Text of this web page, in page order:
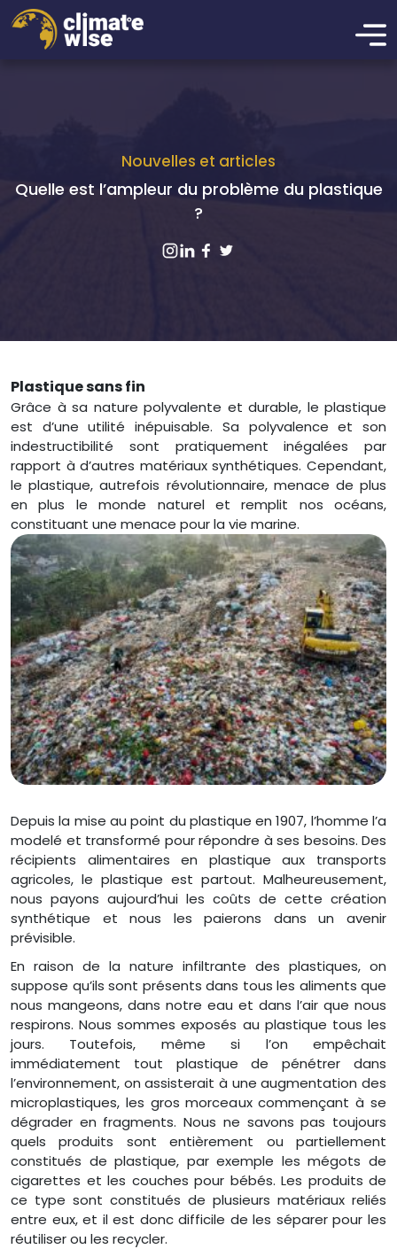
Nouvelles et articles
Quelle est l’ampleur du problème du plastique
?
Plastique sans fin
Grâce à sa nature polyvalente et durable, le plastique
est d’une utilité inépuisable. Sa polyvalence et son
indestructibilité sont pratiquement inégalées par
rapport à d’autres matériaux synthétiques. Cependant,
le plastique, autrefois révolutionnaire, menace de plus
en plus le monde naturel et remplit nos océans,
constituant une menace pour la vie marine.
Depuis la mise au point du plastique en 1907, l’homme l’a
modelé et transformé pour répondre à ses besoins. Des
récipients alimentaires en plastique aux transports
agricoles, le plastique est partout. Malheureusement,
nous payons aujourd’hui les coûts de cette création
synthétique et nous les paierons dans un avenir
prévisible.
En raison de la nature infiltrante des plastiques, on
suppose qu’ils sont présents dans tous les aliments que
nous mangeons, dans notre eau et dans l’air que nous
respirons. Nous sommes exposés au plastique tous les
jours. Toutefois, même si l’on empêchait
immédiatement tout plastique de pénétrer dans
l’environnement, on assisterait à une augmentation des
microplastiques, les gros morceaux commençant à se
dégrader en fragments. Nous ne savons pas toujours
quels produits sont entièrement ou partiellement
constitués de plastique, par exemple les mégots de
cigarettes et les couches pour bébés. Les produits de
ce type sont constitués de plusieurs matériaux reliés
entre eux, et il est donc difficile de les séparer pour les
réutiliser ou les recycler.